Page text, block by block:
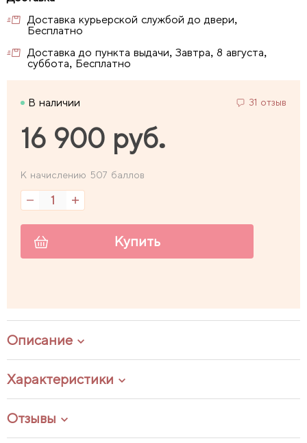
Доставка курьерской службой до двери,
Бесплатно
Доставка до пункта выдачи, Завтра, 8 августа,
суббота, Бесплатно
В наличии 31 отзыв
16 900 руб.
К начислению 507 баллов
Купить
Описание
Характеристики
Отзывы